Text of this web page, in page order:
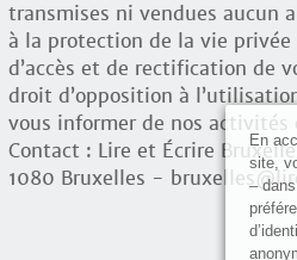
En
site,
–
transmises ni vendues aucun
à la protection de la vie
d’accès et de rectification de
droit d’opposition à
vous informer de nos activités
Contact : Lire et Écrire
1080 Bruxelles -